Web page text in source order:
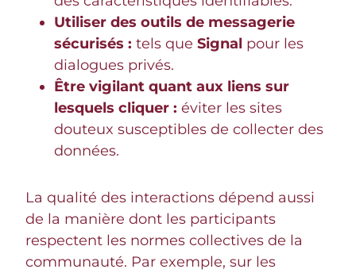
Utiliser des outils de messagerie
sécurisés : tels que Signal pour les
dialogues privés.
Être vigilant quant aux liens sur
lesquels cliquer : éviter les sites
douteux susceptibles de collecter des
données.
La qualité des interactions dépend aussi
de la manière dont les participants
respectent les normes collectives de la
communauté. Par exemple, sur les